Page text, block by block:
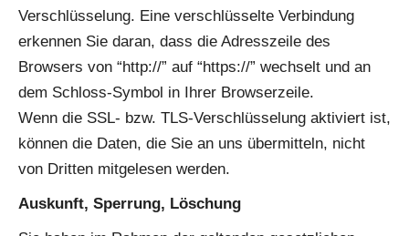
Verschlüsselung. Eine verschlüsselte Verbindung
erkennen Sie daran, dass die Adresszeile des
Browsers von “http://” auf “https://” wechselt und an
dem Schloss-Symbol in Ihrer Browserzeile.
Wenn die SSL- bzw. TLS-Verschlüsselung aktiviert ist,
können die Daten, die Sie an uns übermitteln, nicht
von Dritten mitgelesen werden.
Auskunft, Sperrung, Löschung